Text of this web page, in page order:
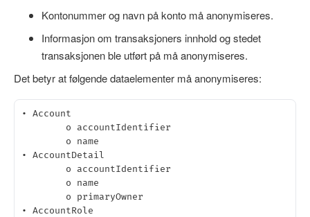
Kontonummer og navn på konto må anonymiseres.
Informasjon om transaksjoners innhold og stedet
transaksjonen ble utført på må anonymiseres.
Det betyr at følgende dataelementer må anonymiseres:
• Account
• AccountDetail
• AccountRole